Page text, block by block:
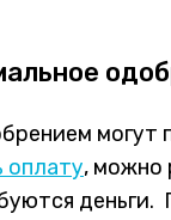
могут
оплату, можно